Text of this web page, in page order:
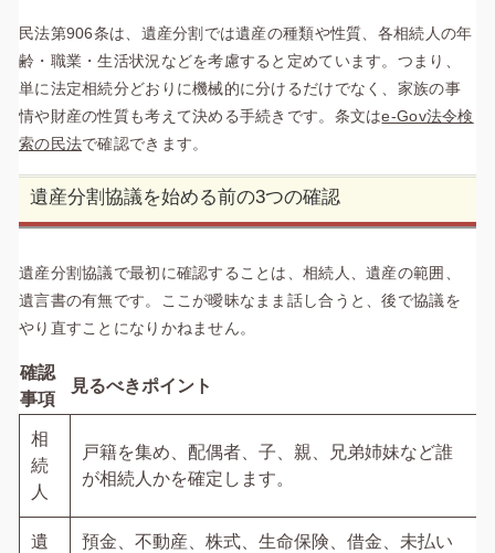
民法第906条は、遺産分割では遺産の種類や性質、各相続人の年
齢・職業・生活状況などを考慮すると定めています。つまり、
単に法定相続分どおりに機械的に分けるだけでなく、家族の事
情や財産の性質も考えて決める手続きです。条文はe-Gov法令検
索の民法で確認できます。
遺産分割協議を始める前の3つの確認
遺産分割協議で最初に確認することは、相続人、遺産の範囲、
遺言書の有無です。ここが曖昧なまま話し合うと、後で協議を
やり直すことになりかねません。
確認
事項
見るべきポイント
相
続
人
戸籍を集め、配偶者、子、親、兄弟姉妹など誰
が相続人かを確定します。
遺
預金、不動産、株式、生命保険、借金、未払い